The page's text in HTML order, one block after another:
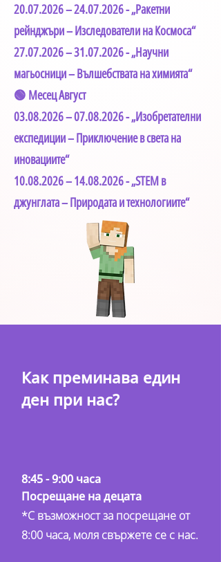
20.07.2026–24.07.2026- „Ракетни
рейнджъри – Изследователи на Космоса“
27.07.2026–31.07.2026- „Научни
магьосници – Вълшебствата на химията“
🟢 Месец Август
03.08.2026–07.08.2026- „Изобретателни
експедиции – Приключение в света на
иновациите“
10.08.2026–14.08.2026- „STEM в
джунглата – Природата и технологиите“
Как преминава един
ден при нас?
8:45 - 9:00 часа
Посрещане на децата
*С възможност за посрещане от
8:00 часа, моля свържете се с нас.